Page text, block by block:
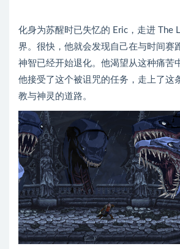
化身为苏醒时已失忆的 Eric，走进 The
界。很快，他就会发现自己在与时间赛
神智已经开始退化。他渴望从这种痛苦
他接受了这个被诅咒的任务，走上了这
教与神灵的道路。